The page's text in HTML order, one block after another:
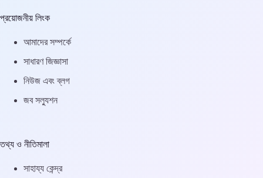
প্রয়োজনীয় লিংক
আমাদের সম্পর্কে
সাধারণ জিজ্ঞাসা
নিউজ এবং ব্লগ
জব সল্যুশন
তথ্য ও নীতিমালা
সাহায্য কেন্দ্র